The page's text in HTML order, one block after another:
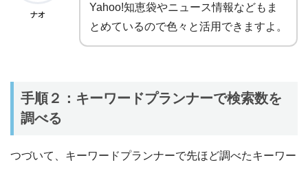
ナオ
Yahoo!知恵袋やニュース情報などもま
とめているので色々と活用できますよ。
手順２：キーワードプランナーで検索数を
調べる
つづいて、キーワードプランナーで先ほど調べたキーワー